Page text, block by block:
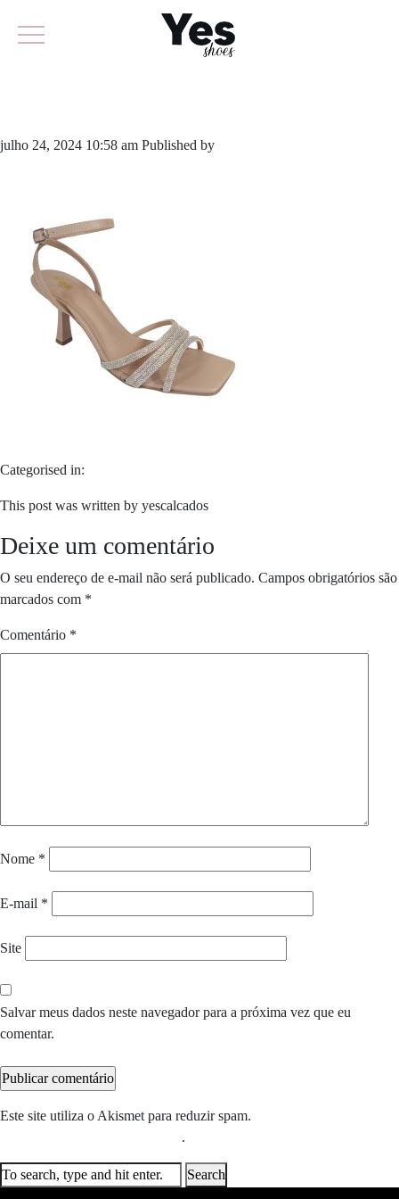
julho 24, 2024 10:58 am Published by
Categorised in:
This post was written by yescalcados
Deixe um comentário
O seu endereço de e-mail não será publicado. Campos obrigatórios são
marcados com *
Comentário *
Nome *
E-mail *
Site
Salvar meus dados neste navegador para a próxima vez que eu
comentar.
Este site utiliza o Akismet para reduzir spam.
.
Search